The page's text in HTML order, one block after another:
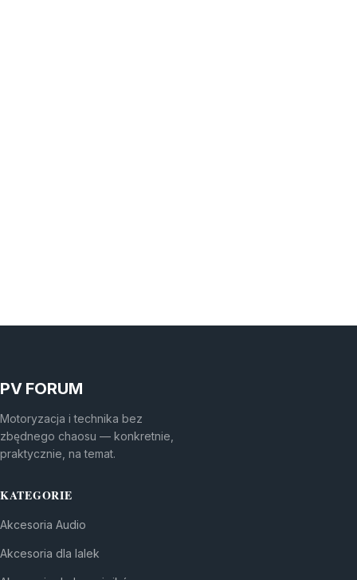
PV FORUM
Motoryzacja i technika bez
zbędnego chaosu — konkretnie,
praktycznie, na temat.
KATEGORIE
Akcesoria Audio
Akcesoria dla lalek